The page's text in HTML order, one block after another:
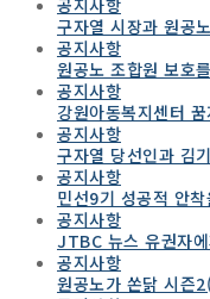
구자열 시장과 원공
공지사항
원공노 조합원 보호
공지사항
강원아동복지센터
공지사항
구자열 당선인과 김
공지사항
민선9기 성공적 안
공지사항
JTBC 뉴스 유권자
공지사항
원공노가 쏜닭 시